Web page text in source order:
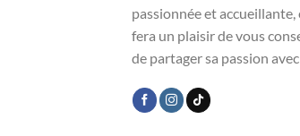
passionnée et accueillante,
fera un plaisir de vous
de partager sa passion